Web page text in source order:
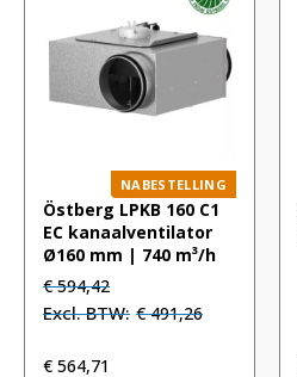
NABESTELLING
Östberg LPKB 160 C1
EC kanaalventilator
Ø160 mm | 740 m³/h
Oorspronkelijke
prijs
€ 594,42.
€594,42Huidige
prijs€491,26
€ 564,71